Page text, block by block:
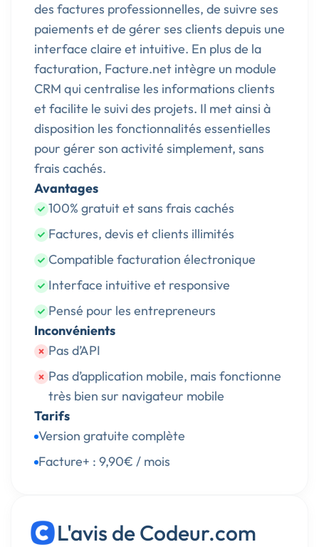
des factures professionnelles, de suivre ses
paiements et de gérer ses clients depuis une
interface claire et intuitive. En plus de la
facturation, Facture.net intègre un module
CRM qui centralise les informations clients
et facilite le suivi des projets. Il met ainsi à
disposition les fonctionnalités essentielles
pour gérer son activité simplement, sans
frais cachés.
Avantages
100% gratuit et sans frais cachés
Factures, devis et clients illimités
Compatible facturation électronique
Interface intuitive et responsive
Pensé pour les entrepreneurs
Inconvénients
Pas d’API
Pas d’application mobile, mais fonctionne
très bien sur navigateur mobile
Tarifs
Version gratuite complète
Facture+ : 9,90€ / mois
L'avis de Codeur.com